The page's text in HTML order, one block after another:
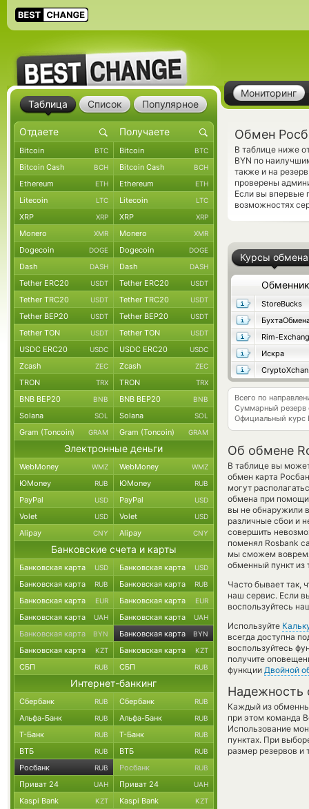
Мониторинг
Обмен
В таблице ниже
BYN по
также и на
проверены
Если вы впервые
возможностях
Курсы обмена
Обменник
StoreBucks
Rim-
Искра
Всего по
Суммарный резерв
Официальный курс
Об обмене
В таблице вы
обмен карта
могут
обмена при
вы не обнаружили
различные сбои и
совершить
поменял Rosbank
мы сможем
обменный пункт из
Часто бывает так,
наш сервис. Если
воспользуйтесь
Используйте
всегда доступна
воспользуйтесь
получите
функции Двойной
Надежность
Каждый из
при этом команда
Использование
пунктах. При
размер резервов и
Таблица Список Популярное
Bitcoin BTC Bitcoin BTC
Bitcoin Cash BCH Bitcoin Cash BCH
Ethereum ETH Ethereum ETH
Litecoin LTC Litecoin LTC
XRP XRP XRP XRP
Monero XMR Monero XMR
Dogecoin DOGE Dogecoin DOGE
Dash DASH Dash DASH
Tether ERC20 USDT Tether ERC20 USDT
Tether TRC20 USDT Tether TRC20 USDT
Tether BEP20 USDT Tether BEP20 USDT
Tether TON USDT Tether TON USDT
USDC ERC20 USDC USDC ERC20 USDC
Zcash ZEC Zcash ZEC
TRON TRX TRON TRX
BNB BEP20 BNB BNB BEP20 BNB
Solana SOL Solana SOL
Gram (Toncoin) GRAM Gram (Toncoin) GRAM
Электронные деньги
WebMoney WMZ WebMoney WMZ
ЮMoney RUB ЮMoney RUB
PayPal USD PayPal USD
Volet USD Volet USD
Alipay CNY Alipay CNY
Банковские счета и карты
Банковская карта USD Банковская карта USD
Банковская карта RUB Банковская карта RUB
Банковская карта EUR Банковская карта EUR
Банковская карта UAH Банковская карта UAH
Банковская карта BYN Банковская карта BYN
Банковская карта KZT Банковская карта KZT
СБП RUB СБП RUB
Интернет-банкинг
Сбербанк RUB Сбербанк RUB
Альфа-Банк RUB Альфа-Банк RUB
Т-Банк RUB Т-Банк RUB
ВТБ RUB ВТБ RUB
Росбанк RUB Росбанк RUB
Приват 24 UAH Приват 24 UAH
Kaspi Bank KZT Kaspi Bank KZT